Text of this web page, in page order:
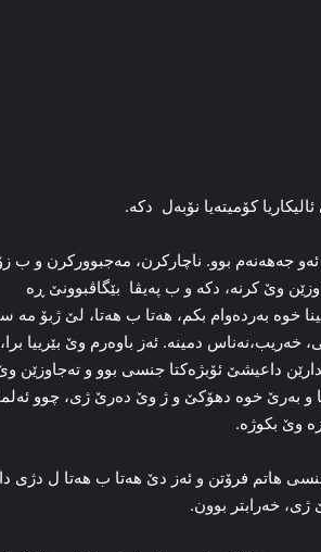
کۆمیته‌یا نۆبه‌ل دکه‌.
جه‌هه‌نه‌م بوو. ناچارکرن، مه‌جبوورکرن و ب
وێ کرنه‌، دکه‌ و ب په‌یڤا بێگاڤبوونێ ڕه‌
خوه‌ به‌رده‌وام بکم، هه‌تا ب هه‌تا، لێ ژبۆ مه‌
خه‌ریب،نه‌ناس دمینه‌. ئه‌ز باوه‌رم وێ بێرییا
داعیشێ ئۆبژه‌کتا جنسی بوو و ته‌جاوزێن
و به‌رێ خوه‌ دهۆکێ و ژ وێ ده‌رێ ژی، چوو
وێ بکوژه‌.
جنسی هاتم فرۆتن و ئه‌ز دێ هه‌تا ب هه‌تا ل دژی
خه‌رابتر بوون.